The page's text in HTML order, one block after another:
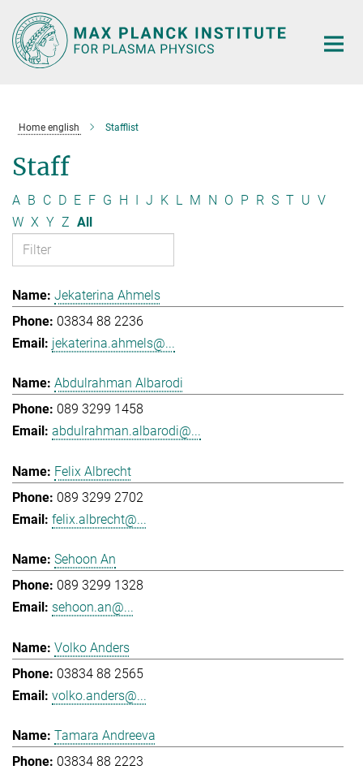
Main-
Content
Home english Stafflist
Staff
A B C D E F G H I J K L M N O P R S T U V
W X Y Z All
Jekaterina Ahmels
03834 88 2236
jekaterina.ahmels@...
Abdulrahman Albarodi
089 3299 1458
abdulrahman.albarodi@...
Felix Albrecht
089 3299 2702
felix.albrecht@...
Sehoon An
089 3299 1328
sehoon.an@...
Volko Anders
03834 88 2565
volko.anders@...
Tamara Andreeva
03834 88 2223